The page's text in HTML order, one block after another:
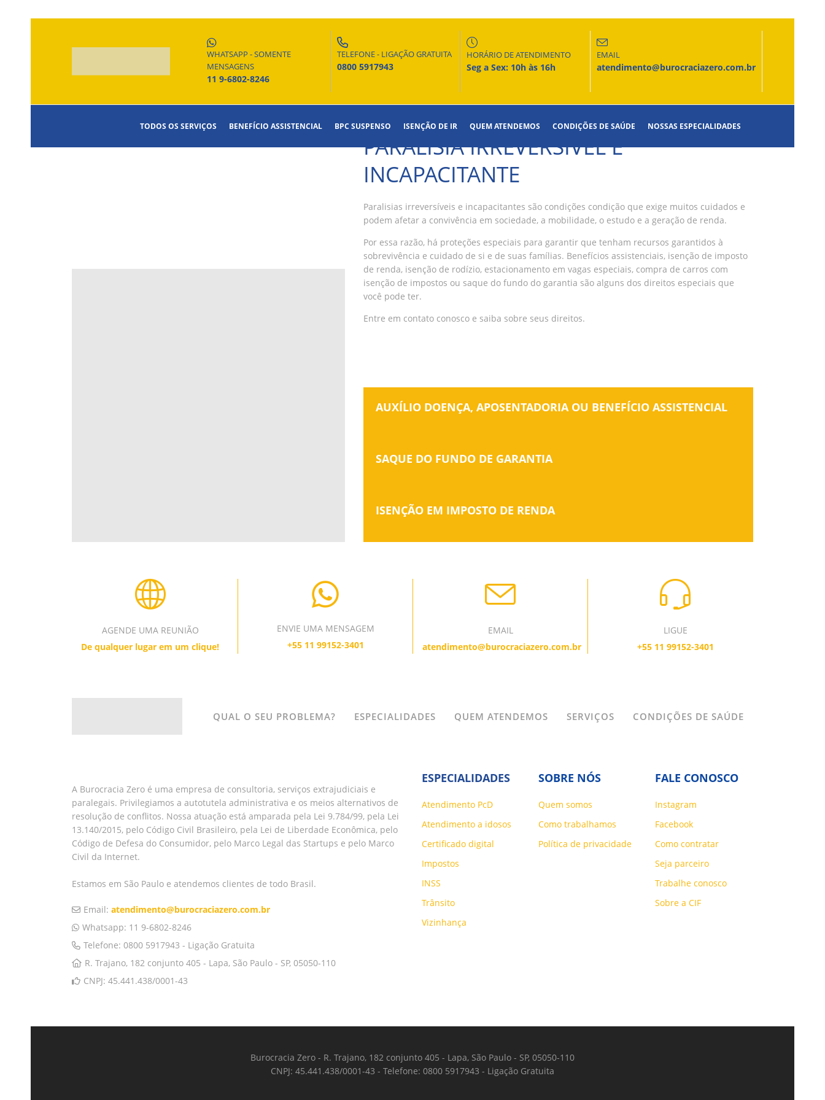
WHATSAPP - SOMENTE
MENSAGENS
11 9-6802-8246
TELEFONE - LIGAÇÃO GRATUITA
0800 5917943
HORÁRIO DE ATENDIMENTO
Seg a Sex: 10h às 16h
EMAIL
atendimento@burocraciazero.com.br
TODOS OS SERVIÇOS BENEFÍCIO ASSISTENCIAL BPC SUSPENSO ISENÇÃO DE IR QUEM ATENDEMOS CONDIÇÕES DE SAÚDE NOSSAS ESPECIALIDADES
PARALISIA IRREVERSÍVEL E
INCAPACITANTE
Paralisias irreversíveis e incapacitantes são condições condição que exige muitos cuidados e
podem afetar a convivência em sociedade, a mobilidade, o estudo e a geração de renda.
Por essa razão, há proteções especiais para garantir que tenham recursos garantidos à
sobrevivência e cuidado de si e de suas famílias. Benefícios assistenciais, isenção de imposto
de renda, isenção de rodízio, estacionamento em vagas especiais, compra de carros com
isenção de impostos ou saque do fundo do garantia são alguns dos direitos especiais que
você pode ter.
Entre em contato conosco e saiba sobre seus direitos.
AUXÍLIO DOENÇA, APOSENTADORIA OU BENEFÍCIO ASSISTENCIAL
SAQUE DO FUNDO DE GARANTIA
ISENÇÃO EM IMPOSTO DE RENDA
AGENDE UMA REUNIÃO
De qualquer lugar em um clique!
ENVIE UMA MENSAGEM
+55 11 99152-3401
EMAIL
atendimento@burocraciazero.com.br
LIGUE
+55 11 99152-3401
QUAL O SEU PROBLEMA? ESPECIALIDADES QUEM ATENDEMOS SERVIÇOS CONDIÇÕES DE SAÚDE
A Burocracia Zero é uma empresa de consultoria, serviços extrajudiciais e
paralegais. Privilegiamos a autotutela administrativa e os meios alternativos de
resolução de conflitos. Nossa atuação está amparada pela Lei 9.784/99, pela Lei
13.140/2015, pelo Código Civil Brasileiro, pela Lei de Liberdade Econômica, pelo
Código de Defesa do Consumidor, pelo Marco Legal das Startups e pelo Marco
Civil da Internet.
Estamos em São Paulo e atendemos clientes de todo Brasil.
Email: atendimento@burocraciazero.com.br
Whatsapp: 11 9-6802-8246
Telefone: 0800 5917943 - Ligação Gratuita
R. Trajano, 182 conjunto 405 - Lapa, São Paulo - SP, 05050-110
CNPJ: 45.441.438/0001-43
ESPECIALIDADES
Atendimento PcD
Atendimento a idosos
Certificado digital
Impostos
INSS
Trânsito
Vizinhança
SOBRE NÓS
Quem somos
Como trabalhamos
Política de privacidade
FALE CONOSCO
Instagram
Facebook
Como contratar
Seja parceiro
Trabalhe conosco
Sobre a CIF
Burocracia Zero - R. Trajano, 182 conjunto 405 - Lapa, São Paulo - SP, 05050-110
CNPJ: 45.441.438/0001-43 - Telefone: 0800 5917943 - Ligação Gratuita